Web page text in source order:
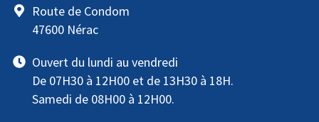
Route de Condom
47600 Nérac
Ouvert du lundi au vendredi
De 07H30 à 12H00 et de 13H30 à 18H.
Samedi de 08H00 à 12H00.